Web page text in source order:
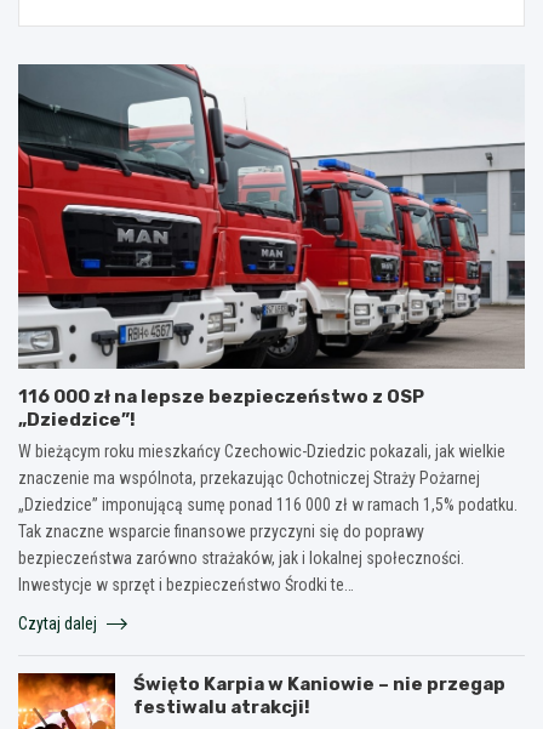
116 000 zł na lepsze bezpieczeństwo z OSP
„Dziedzice”!
W bieżącym roku mieszkańcy Czechowic-Dziedzic pokazali, jak wielkie
znaczenie ma wspólnota, przekazując Ochotniczej Straży Pożarnej
„Dziedzice” imponującą sumę ponad 116 000 zł w ramach 1,5% podatku.
Tak znaczne wsparcie finansowe przyczyni się do poprawy
bezpieczeństwa zarówno strażaków, jak i lokalnej społeczności.
Inwestycje w sprzęt i bezpieczeństwo Środki te…
Czytaj dalej
Święto Karpia w Kaniowie – nie przegap
festiwalu atrakcji!